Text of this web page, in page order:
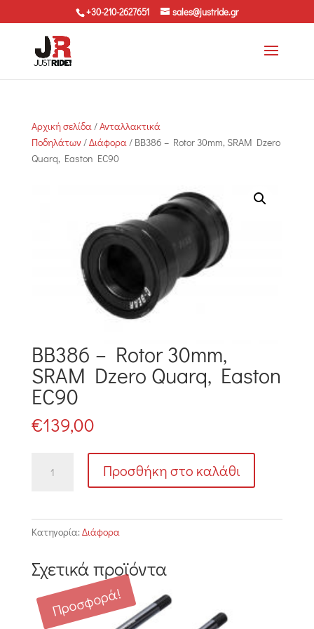
+30-210-2627651 sales@justride.gr
Αρχική σελίδα/Ανταλλακτικά
Ποδηλάτων/Διάφορα/ BB386 – Rotor 30mm, SRAM Dzero
Quarq, Easton EC90
BB386 – Rotor 30mm,
SRAM Dzero Quarq, Easton
EC90
€139,00
Dzero
Easton
ποσότητα
Προσθήκη στο καλάθι
Κατηγορία: Διάφορα
Σχετικά προϊόντα
Προσφορά!